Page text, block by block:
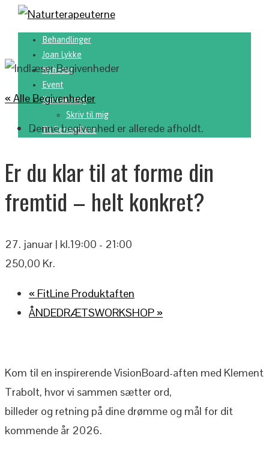
Behandlinger
Joan Lykke
Nyheder
Event
Kontakt mig
Skriv til mig
Til Behandlere
« Alle Begivenheder
Denne begivenhed er allerede afholdt.
Er du klar til at forme din
fremtid – helt konkret?
27. januar | kl.19:00 - 21:00
250,00 Kr.
« FitLine Produktaften
ÅNDEDRÆTSWORKSHOP »
Kom til en inspirerende VisionBoard-aften med Klement
Trabolt, hvor vi sammen sætter ord,
billeder og retning på dine drømme og mål for dit
kommende år 2026.